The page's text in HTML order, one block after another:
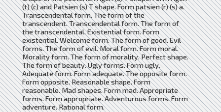
(t) (c) and Patsien (s) T shape. Form patsien (r) (s) a.
Transcendental form. The form of the
transcendent. Transcendental form. The form of
the transcendental. Existential form. Form
existential. Welcome form. The form of good. Evil
forms. The form of evil. Moral form. Form moral.
Morality form. The form of morality. Perfect shape.
The form of beauty. Ugly forms. Form ugly.
Adequate form. Form adequate. The opposite form.
Form opposite. Reasonable shape. Form
reasonable. Mad shapes. Form mad. Appropriate
forms. Form appropriate. Adventurous forms. Form
adventure. Rational form.